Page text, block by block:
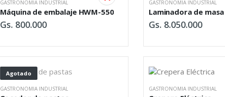
GASTRONOMIA INDUSTRIAL
Máquina de embalaje HWM-550
Gs. 800.000
GASTRONOMIA INDUSTRIAL
Laminadora de masa
Gs. 8.050.000
Agotado
GASTRONOMIA INDUSTRIAL GASTRONOMIA INDUSTRIAL